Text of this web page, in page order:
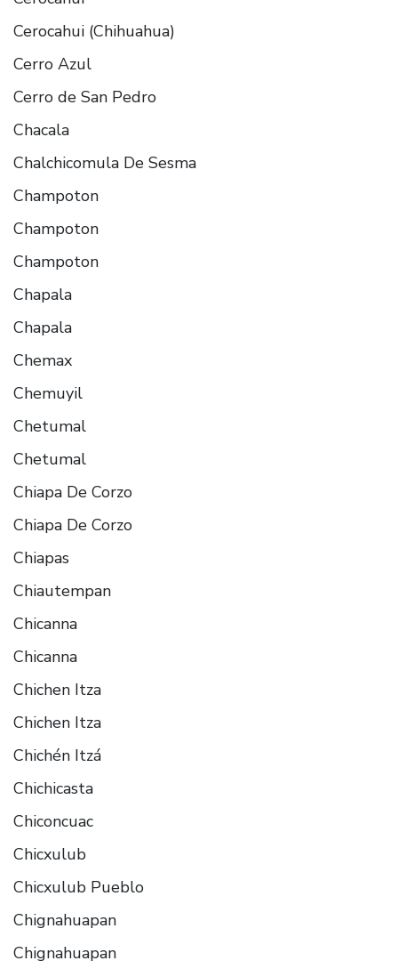
Cerocahui (Chihuahua)
Cerro Azul
Cerro de San Pedro
Chacala
Chalchicomula De Sesma
Champoton
Champoton
Champoton
Chapala
Chapala
Chemax
Chemuyil
Chetumal
Chetumal
Chiapa De Corzo
Chiapa De Corzo
Chiapas
Chiautempan
Chicanna
Chicanna
Chichen Itza
Chichen Itza
Chichén Itzá
Chichicasta
Chiconcuac
Chicxulub
Chicxulub Pueblo
Chignahuapan
Chignahuapan